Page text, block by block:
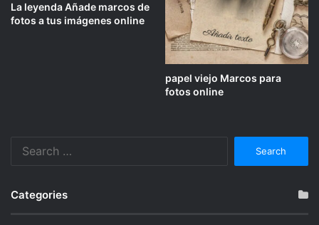
La leyenda Añade marcos de
fotos a tus imágenes online
papel viejo Marcos para
fotos online
Categories